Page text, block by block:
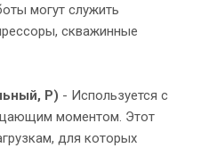
могут служить
скважинные
P) - Используется с
моментом. Этот
для которых